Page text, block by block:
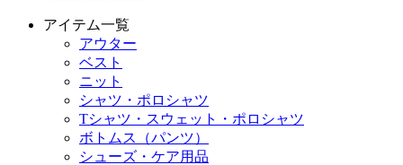
アイテム一覧
アウター
ベスト
ニット
シャツ・ポロシャツ
Tシャツ・スウェット・ポロシャツ
ボトムス（パンツ）
シューズ・ケア用品